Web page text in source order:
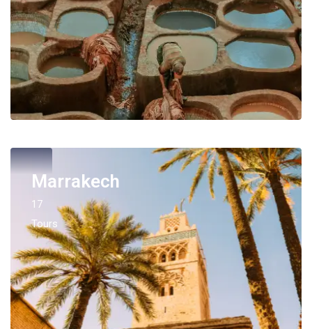
Marrakech
17
Tours